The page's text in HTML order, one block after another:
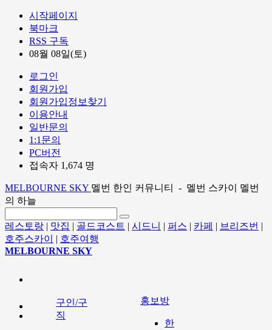
시작페이지
북마크
RSS 구독
08월 08일(토)
로그인
회원가입
회원가입정보찾기
이용안내
일반문의
1:1문의
PC버전
접속자 1,674 명
MELBOURNE SKY 멜번 한인 커뮤니티 - 멜번 스카이 멜번
의 하늘
레스토랑 | 맛집 | 골드코스트 | 시드니 | 퍼스 | 카페 | 브리즈번 |
호주스카이
| 호주여행
MELBOURNE SKY
구인/구
직
홍보방
한